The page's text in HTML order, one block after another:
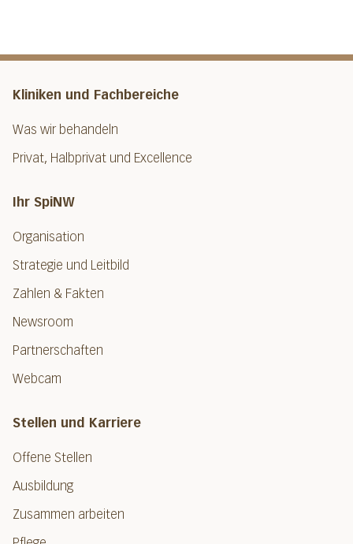
Kliniken und Fachbereiche
Was wir behandeln
Privat, Halbprivat und Excellence
Ihr SpiNW
Organisation
Strategie und Leitbild
Zahlen & Fakten
Newsroom
Partnerschaften
Webcam
Stellen und Karriere
Offene Stellen
Ausbildung
Zusammen arbeiten